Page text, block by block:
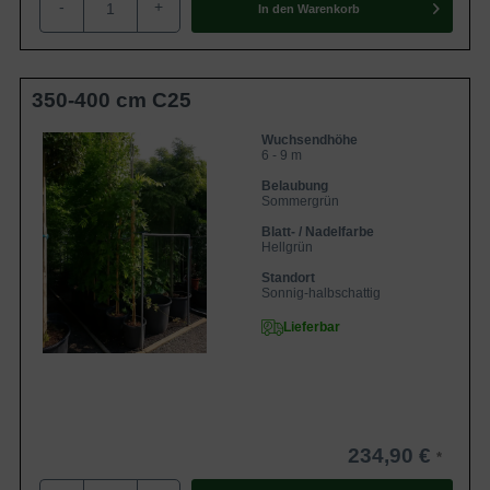
grünen Hülsen sind die Samen des Japanischen
Blauregens. Diese sind hochgiftig und sollten nicht in die
können.
Der optimale Standort für den Weißen
Japanischen Blauregen
Der Weiße Japanische Blauregen mag fruchtbare und
frische Böden. Obwohl er recht hitzeverträglich ist, sollte
der Blauregen generell in heißen Perioden unterstützt
werden, da er einen hohen Wasserbedarf hat, so dass
Kräftiges Wurzelwerk bevorzugt durchlässigen
- + In den Warenkorb
350-400 cm C25
Wuchsendhöhe
6 - 9 m
Belaubung
Sommergrün
Blatt- / Nadelfarbe
Hellgrün
Standort
Sonnig-halbschattig
Lieferbar
234,90 €